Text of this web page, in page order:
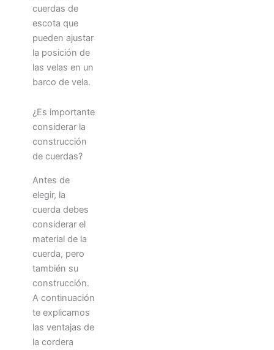
cuerdas de
escota que
pueden ajustar
la posición de
las velas en un
barco de vela.
¿Es importante
considerar la
construcción
de cuerdas?
Antes de
elegir, la
cuerda debes
considerar el
material de la
cuerda, pero
también su
construcción.
A continuación
te explicamos
las ventajas de
la cordera